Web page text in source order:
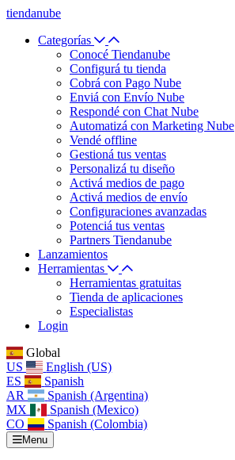
tiendanube
Categorías
Conocé Tiendanube
Configurá tu tienda
Cobrá con Pago Nube
Enviá con Envío Nube
Respondé con Chat Nube
Automatizá con Marketing Nube
Vendé offline
Gestioná tus ventas
Personalizá tu diseño
Activá medios de pago
Activá medios de envío
Configuraciones avanzadas
Potenciá tus ventas
Partners Tiendanube
Lanzamientos
Herramientas
Herramientas gratuitas
Tienda de aplicaciones
Especialistas
Login
Global
US
English (US)
ES
Spanish
AR
Spanish (Argentina)
MX
Spanish (Mexico)
CO
Spanish (Colombia)
Menu